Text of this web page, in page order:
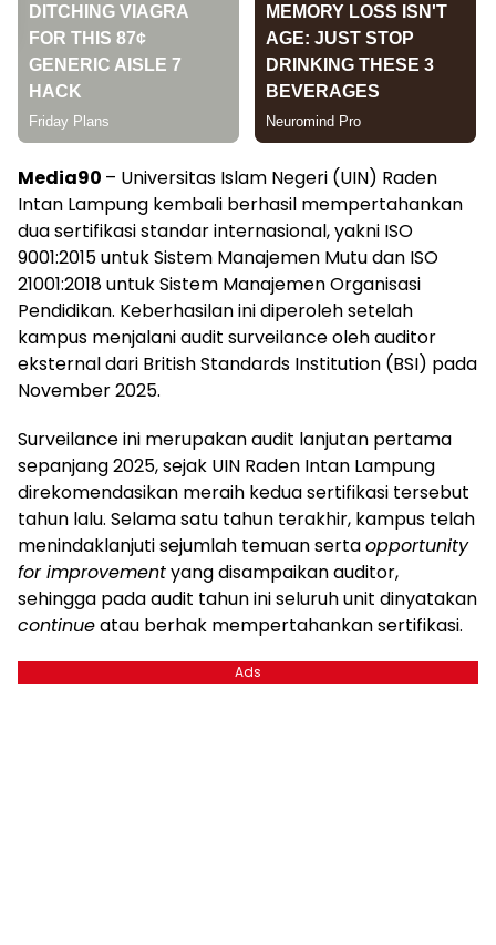
Media90 – Universitas Islam Negeri (UIN) Raden
Intan Lampung kembali berhasil mempertahankan
dua sertifikasi standar internasional, yakni ISO
9001:2015 untuk Sistem Manajemen Mutu dan ISO
21001:2018 untuk Sistem Manajemen Organisasi
Pendidikan. Keberhasilan ini diperoleh setelah
kampus menjalani audit surveilance oleh auditor
eksternal dari British Standards Institution (BSI) pada
November 2025.
Surveilance ini merupakan audit lanjutan pertama
sepanjang 2025, sejak UIN Raden Intan Lampung
direkomendasikan meraih kedua sertifikasi tersebut
tahun lalu. Selama satu tahun terakhir, kampus telah
menindaklanjuti sejumlah temuan sertaopportunity
for improvementyang disampaikan auditor,
sehingga pada audit tahun ini seluruh unit dinyatakan
continueatau berhak mempertahankan sertifikasi.
Ads